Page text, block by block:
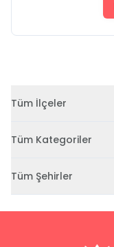
Tüm İlçeler
Tüm Kategoriler
Tüm Şehirler